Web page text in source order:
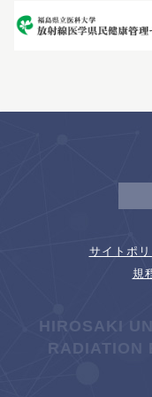
サイトポ
規
HIROSAKI
RADIATION